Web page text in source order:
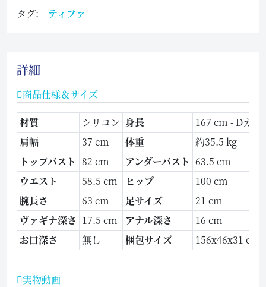
タグ: ティファ
詳細
商品仕様＆サイズ
材質 シリコン 身長
167 cm - Dカッ
肩幅
37 cm 体重
約35.5 kg
トップバスト 82 cm アンダーバスト 63.5 cm
ウエスト
58.5 cm ヒップ
100 cm
腕長さ
63 cm 足サイズ
21 cm
ヴァギナ深さ 17.5 cm アナル深さ
16 cm
お口深さ
無し 梱包サイズ 156x46x31 cm
実物動画